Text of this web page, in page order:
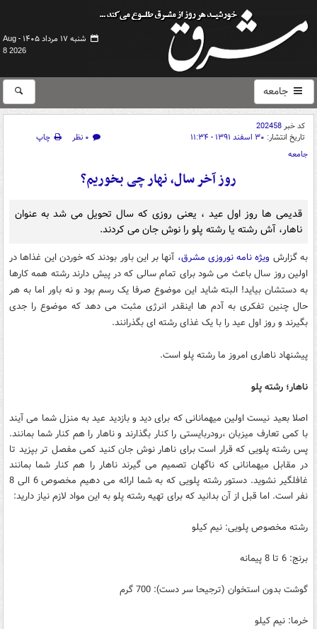
شنبه ۱۷ مرداد ۱۴۰۵ -
Aug
8 2026
جامعه
کد خبر202458
تاریخ انتشار: ۳۰ اسفند ۱۳۹۱ - ۱۱:۳۴ ۰ نظر
چاپ
جامعه
روز آخر سال، نهار چی بخوریم؟
قدیمی ها روز اول عید ، یعنی روزی که سال تحویل می شد به عنوان
ناهار، آش رشته یا رشته پلو را نوش جان می کردند.
به گزارش ویژه نامه نوروزی مشرق، آنها بر این باور بودند که خوردن این غذاها در
اولین روز سال باعث می شود برای تمام سالی که در پیش دارند رشته همه کارها
به دستشان بیاید! البته شاید این موضوع صرفا یک رسم بود و نه باور اما به هر
حال چنین تفکری به آدم ها اینقدر انرژی مثبت می دهد که موضوع را جدی
بگیرند و روز اول عید را با یک غذای رشته ای بگذرانند.
پیشنهاد ناهاری امروز ما رشته پلو است.
ناهار؛ رشته پلو
اصلا بعید نیست اولین میهمانانی که برای دید و بازدید عید به منزل شما می آیند
با کمی تعارف میزبان ،رودربایستی را کنار بگذارند و ناهار را هم کنار شما بمانند.
پس رشته پلویی که قرار است برای ناهار نوش جان کنید کمی مفصل تر بپزید تا
در مقابل میهمانانی که ناگهان تصمیم می گیرند ناهار را هم کنار شما بمانند
غافلگیر نشوید. دستور رشته پلویی که به شما ارائه می دهیم مخصوص 6 الی 8
نفر است. اما قبل از آن بدانید که برای تهیه رشته پلو به این مواد لازم نیاز دارید:
رشته مخصوص پلویی: نیم کیلو
برنج: 6 تا 8 پیمانه
گوشت بدون استخوان (ترجیحا سر دست): 700 گرم
خرما: نیم کیلو